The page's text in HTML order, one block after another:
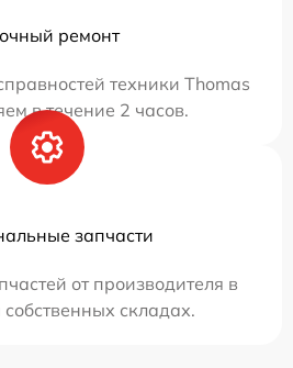
ремонт
техники Thomas
в течение 2 часов.
запчасти
от производителя в
складах.